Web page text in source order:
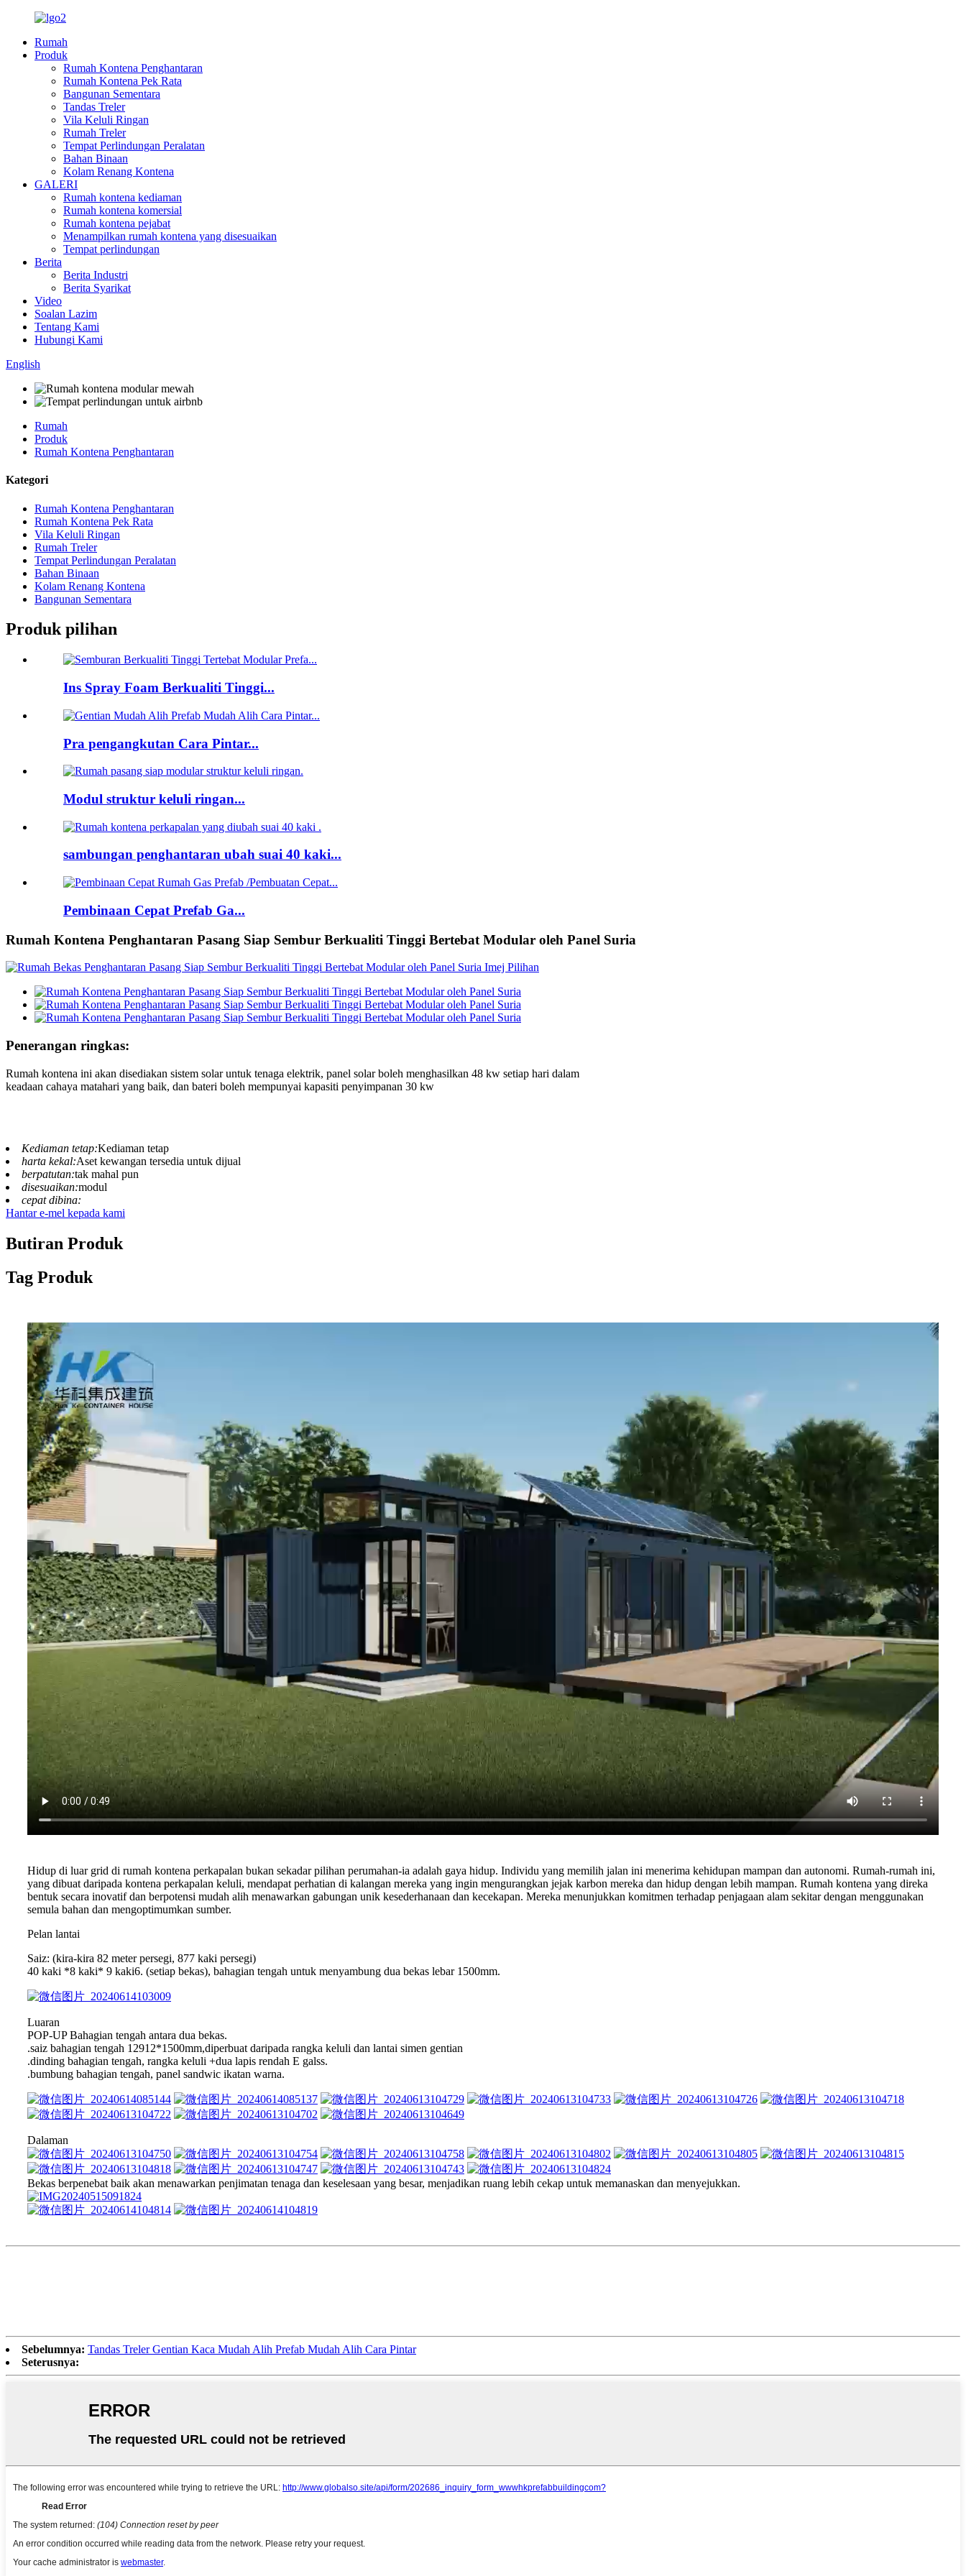
Rumah
Produk
Rumah Kontena Penghantaran
Rumah Kontena Pek Rata
Bangunan Sementara
Tandas Treler
Vila Keluli Ringan
Rumah Treler
Tempat Perlindungan Peralatan
Bahan Binaan
Kolam Renang Kontena
GALERI
Rumah kontena kediaman
Rumah kontena komersial
Rumah kontena pejabat
Menampilkan rumah kontena yang disesuaikan
Tempat perlindungan
Berita
Berita Industri
Berita Syarikat
Video
Soalan Lazim
Tentang Kami
Hubungi Kami
English
Rumah
Produk
Rumah Kontena Penghantaran
Kategori
Rumah Kontena Penghantaran
Rumah Kontena Pek Rata
Vila Keluli Ringan
Rumah Treler
Tempat Perlindungan Peralatan
Bahan Binaan
Kolam Renang Kontena
Bangunan Sementara
Produk pilihan
Ins Spray Foam Berkualiti Tinggi...
Pra pengangkutan Cara Pintar...
Modul struktur keluli ringan...
sambungan penghantaran ubah suai 40 kaki...
Pembinaan Cepat Prefab Ga...
Rumah Kontena Penghantaran Pasang Siap Sembur Berkualiti Tinggi Bertebat Modular oleh Panel Suria
Penerangan ringkas:
Rumah kontena ini akan disediakan sistem solar untuk tenaga elektrik, panel solar boleh menghasilkan 48 kw setiap hari dalam
keadaan cahaya matahari yang baik, dan bateri boleh mempunyai kapasiti penyimpanan 30 kw
Kediaman tetap:Kediaman tetap
harta kekal:Aset kewangan tersedia untuk dijual
berpatutan:tak mahal pun
disesuaikan:modul
cepat dibina:
Hantar e-mel kepada kami
Butiran Produk
Tag Produk
Hidup di luar grid di rumah kontena perkapalan bukan sekadar pilihan perumahan-ia adalah gaya hidup. Individu yang memilih jalan ini menerima kehidupan mampan dan autonomi. Rumah-rumah ini,
yang dibuat daripada kontena perkapalan keluli, mendapat perhatian di kalangan mereka yang ingin mengurangkan jejak karbon mereka dan hidup dengan lebih mampan. Rumah kontena yang direka
bentuk secara inovatif dan berpotensi mudah alih menawarkan gabungan unik kesederhanaan dan kecekapan. Mereka menunjukkan komitmen terhadap penjagaan alam sekitar dengan menggunakan
semula bahan dan mengoptimumkan sumber.
Pelan lantai
Saiz: (kira-kira 82 meter persegi, 877 kaki persegi)
40 kaki *8 kaki* 9 kaki6. (setiap bekas), bahagian tengah untuk menyambung dua bekas lebar 1500mm.
Luaran
POP-UP Bahagian tengah antara dua bekas.
.saiz bahagian tengah 12912*1500mm,diperbuat daripada rangka keluli dan lantai simen gentian
.dinding bahagian tengah, rangka keluli +dua lapis rendah E galss.
.bumbung bahagian tengah, panel sandwic ikatan warna.
Dalaman
Bekas berpenebat baik akan menawarkan penjimatan tenaga dan keselesaan yang besar, menjadikan ruang lebih cekap untuk memanaskan dan menyejukkan.
Sebelumnya: Tandas Treler Gentian Kaca Mudah Alih Prefab Mudah Alih Cara Pintar
Seterusnya: